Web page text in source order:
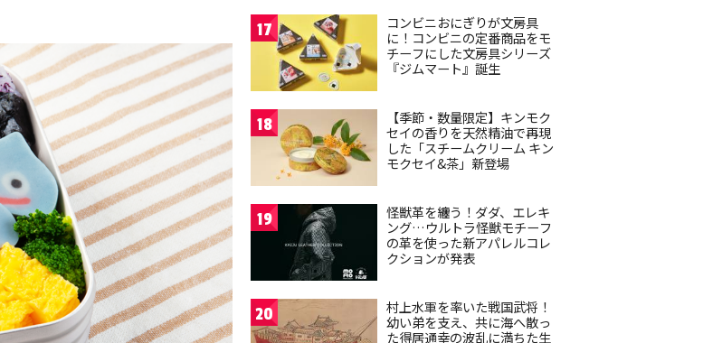
17
コンビニおにぎりが文房具
に！コンビニの定番商品をモ
チーフにした文房具シリーズ
『ジムマート』誕生
18
【季節・数量限定】キンモク
セイの香りを天然精油で再現
した「スチームクリーム キン
モクセイ&茶」新登場
19
怪獣革を纏う！ダダ、エレキ
ング…ウルトラ怪獣モチーフ
の革を使った新アパレルコレ
クションが発表
20
村上水軍を率いた戦国武将！
幼い弟を支え、共に海へ散っ
た得居通幸の波乱に満ちた生